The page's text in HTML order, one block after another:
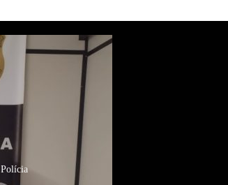
Polícia